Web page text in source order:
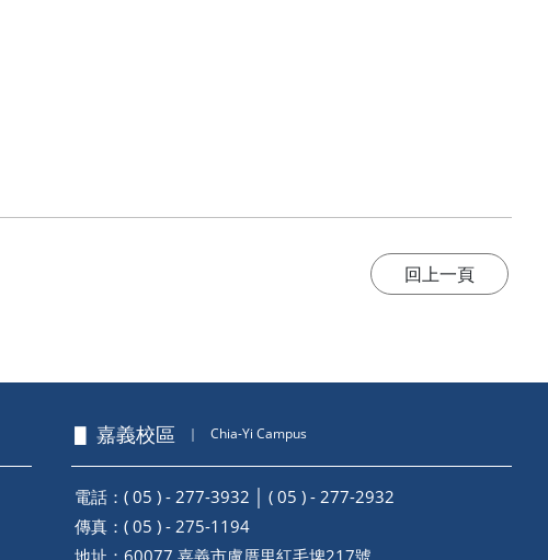
▋ 嘉義校區 ｜ Chia-Yi Campus
電話：( 05 ) - 277-3932 │ ( 05 ) - 277-2932
傳真：( 05 ) - 275-1194
地址： 60077 嘉義市盧厝里紅毛埤217號